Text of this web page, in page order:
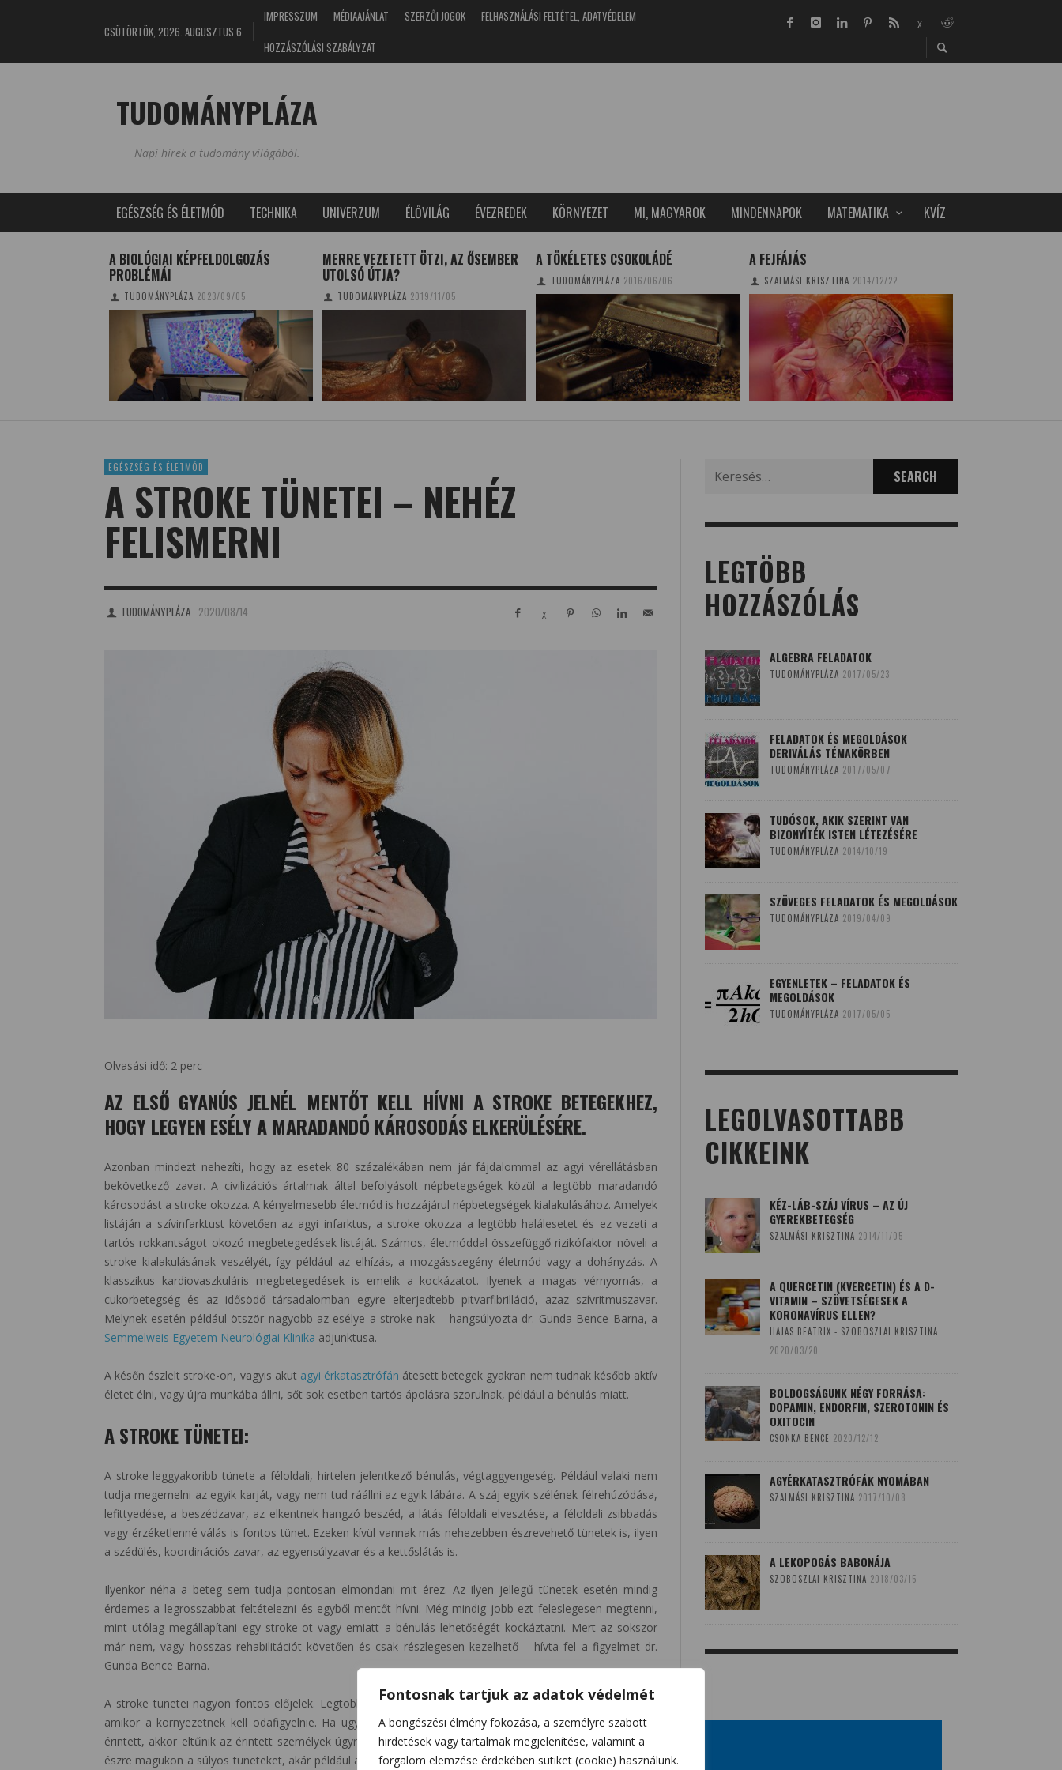
Fontosnak tartjuk az adatok védelmét
A böngészési élmény fokozása, a személyre szabott
hirdetések vagy tartalmak megjelenítése, valamint a
forgalom elemzése érdekében sütiket (cookie) használunk.
CSÜTÖRTÖK, 2026. AUGUSZTUS 6.
IMPRESSZUM MÉDIAAJÁNLAT SZERZŐI JOGOK
FELHASZNÁLÁSI FELTÉTEL, ADATVÉDELEM
HOZZÁSZÓLÁSI SZABÁLYZAT
TUDOMÁNYPLÁZA
Napi hírek a tudomány világából.
EGÉSZSÉG ÉS ÉLETMÓD TECHNIKA UNIVERZUM ÉLŐVILÁG ÉVEZREDEK KÖRNYEZET MI, MAGYAROK MINDENNAPOK MATEMATIKA KVÍZ
A BIOLÓGIAI KÉPFELDOLGOZÁS
PROBLÉMÁI
TUDOMÁNYPLÁZA 2023/09/05
MERRE VEZETETT ÖTZI, AZ ŐSEMBER
UTOLSÓ ÚTJA?
TUDOMÁNYPLÁZA 2019/11/05
A TÖKÉLETES CSOKOLÁDÉ
TUDOMÁNYPLÁZA 2016/06/06
A FEJFÁJÁS
SZALMÁSI KRISZTINA 2014/12/22
EGÉSZSÉG ÉS ÉLETMÓD
A STROKE TÜNETEI – NEHÉZ
FELISMERNI
TUDOMÁNYPLÁZA 2020/08/14
Olvasási idő: 2 perc
AZ ELSŐ GYANÚS JELNÉL MENTŐT KELL HÍVNI A STROKE BETEGEKHEZ,
HOGY LEGYEN ESÉLY A MARADANDÓ KÁROSODÁS ELKERÜLÉSÉRE.
Azonban mindezt nehezíti, hogy az esetek 80 százalékában nem jár fájdalommal az agyi vérellátásban
bekövetkező zavar. A civilizációs ártalmak által befolyásolt népbetegségek közül a legtöbb maradandó
károsodást a stroke okozza. A kényelmesebb életmód is hozzájárul népbetegségek kialakulásához. Amelyek
listáján a szívinfarktust követően az agyi infarktus, a stroke okozza a legtöbb halálesetet és ez vezeti a
tartós rokkantságot okozó megbetegedések listáját. Számos, életmóddal összefüggő rizikófaktor növeli a
stroke kialakulásának veszélyét, így például az elhízás, a mozgásszegény életmód vagy a dohányzás. A
klasszikus kardiovaszkuláris megbetegedések is emelik a kockázatot. Ilyenek a magas vérnyomás, a
cukorbetegség és az idősödő társadalomban egyre elterjedtebb pitvarfibrilláció, azaz szívritmuszavar.
Melynek esetén például ötször nagyobb az esélye a stroke-nak – hangsúlyozta dr. Gunda Bence Barna, a
Semmelweis Egyetem Neurológiai Klinika adjunktusa.
A későn észlelt stroke-on, vagyis akut agyi érkatasztrófán átesett betegek gyakran nem tudnak később aktív
életet élni, vagy újra munkába állni, sőt sok esetben tartós ápolásra szorulnak, például a bénulás miatt.
A STROKE TÜNETEI:
A stroke leggyakoribb tünete a féloldali, hirtelen jelentkező bénulás, végtaggyengeség. Például valaki nem
tudja megemelni az egyik karját, vagy nem tud ráállni az egyik lábára. A száj egyik szélének félrehúzódása,
lefittyedése, a beszédzavar, az elkentnek hangzó beszéd, a látás féloldali elvesztése, a féloldali zsibbadás
vagy érzéketlenné válás is fontos tünet. Ezeken kívül vannak más nehezebben észrevehető tünetek is, ilyen
a szédülés, koordinációs zavar, az egyensúlyzavar és a kettőslátás is.
Ilyenkor néha a beteg sem tudja pontosan elmondani mit érez. Az ilyen jellegű tünetek esetén mindig
érdemes a legrosszabbat feltételezni és egyből mentőt hívni. Még mindig jobb ezt feleslegesen megtenni,
mint utólag megállapítani egy stroke-ot vagy emiatt a bénulás lehetőségét kockáztatni. Mert az sokszor
már nem, vagy hosszas rehabilitációt követően és csak részlegesen kezelhető – hívta fel a figyelmet dr.
Gunda Bence Barna.
A stroke tünetei nagyon fontos előjelek. Legtöbb tünetet maga a beteg is észreveszi, de van olyan eset,
amikor a környezetnek kell odafigyelnie. Ha ugyanis a stroke-ban a jobb agyfélteke egy bizonyos része
érintett, akkor eltűnik az érintett személyek úgynevezett betegségbelátása, vagyis egyszerűen nem veszik
észre magukon a súlyos tüneteket, akár például a féloldali bénulást. Előfordul, hogy a beteg meg sem tudja
for:
LEGTÖBB
HOZZÁSZÓLÁS
ALGEBRA FELADATOK
TUDOMÁNYPLÁZA 2017/05/23
FELADATOK ÉS MEGOLDÁSOK
DERIVÁLÁS TÉMAKÖRBEN
TUDOMÁNYPLÁZA 2017/05/07
TUDÓSOK, AKIK SZERINT VAN
BIZONYÍTÉK ISTEN LÉTEZÉSÉRE
TUDOMÁNYPLÁZA 2014/10/19
SZÖVEGES FELADATOK ÉS MEGOLDÁSOK
TUDOMÁNYPLÁZA 2019/04/09
EGYENLETEK – FELADATOK ÉS
MEGOLDÁSOK
TUDOMÁNYPLÁZA 2017/05/05
LEGOLVASOTTABB
CIKKEINK
KÉZ-LÁB-SZÁJ VÍRUS – AZ ÚJ
GYEREKBETEGSÉG
SZALMÁSI KRISZTINA 2014/11/05
A QUERCETIN (KVERCETIN) ÉS A D-
VITAMIN – SZÖVETSÉGESEK A
KORONAVÍRUS ELLEN?
HAJAS BEATRIX - SZOBOSZLAI KRISZTINA
2020/03/20
BOLDOGSÁGUNK NÉGY FORRÁSA:
DOPAMIN, ENDORFIN, SZEROTONIN ÉS
OXITOCIN
CSONKA BENCE 2020/12/12
AGYÉRKATASZTRÓFÁK NYOMÁBAN
SZALMÁSI KRISZTINA 2017/10/08
A LEKOPOGÁS BABONÁJA
SZOBOSZLAI KRISZTINA 2018/03/15